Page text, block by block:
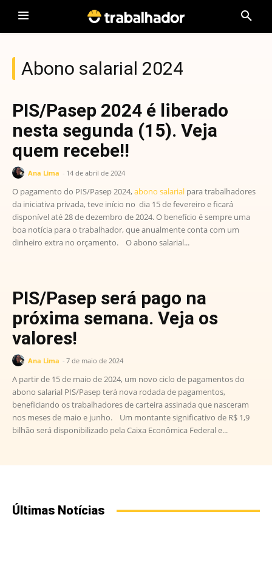
Abono salarial 2024
PIS/Pasep 2024 é liberado
nesta segunda (15). Veja
quem recebe!!
Ana Lima - 14 de abril de 2024
O pagamento do PIS/Pasep 2024,abono salarial para trabalhadores
da iniciativa privada, teve início no dia 15 de fevereiro e ficará
disponível até 28 de dezembro de 2024. O benefício é sempre uma
boa notícia para o trabalhador, que anualmente conta com um
dinheiro extra no orçamento. O abono salarial...
PIS/Pasep será pago na
próxima semana. Veja os
valores!
Ana Lima - 7 de maio de 2024
A partir de 15 de maio de 2024, um novo ciclo de pagamentos do
abono salarial PIS/Pasep terá nova rodada de pagamentos,
beneficiando os trabalhadores de carteira assinada que nasceram
nos meses de maio e junho. Um montante significativo de R$ 1,9
bilhão será disponibilizado pela Caixa Econômica Federal e...
Últimas Notícias